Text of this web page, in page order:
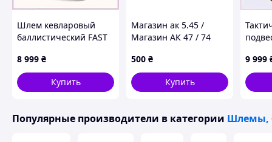
Шлем кевларовый
баллистический FAST
Черный P87657E46
8 999 ₴
Купить
Магазин ак 5.45 /
Магазин АК 47 / 74
500 ₴
Купить
9 999
Популярные производители в категории Шлемы,